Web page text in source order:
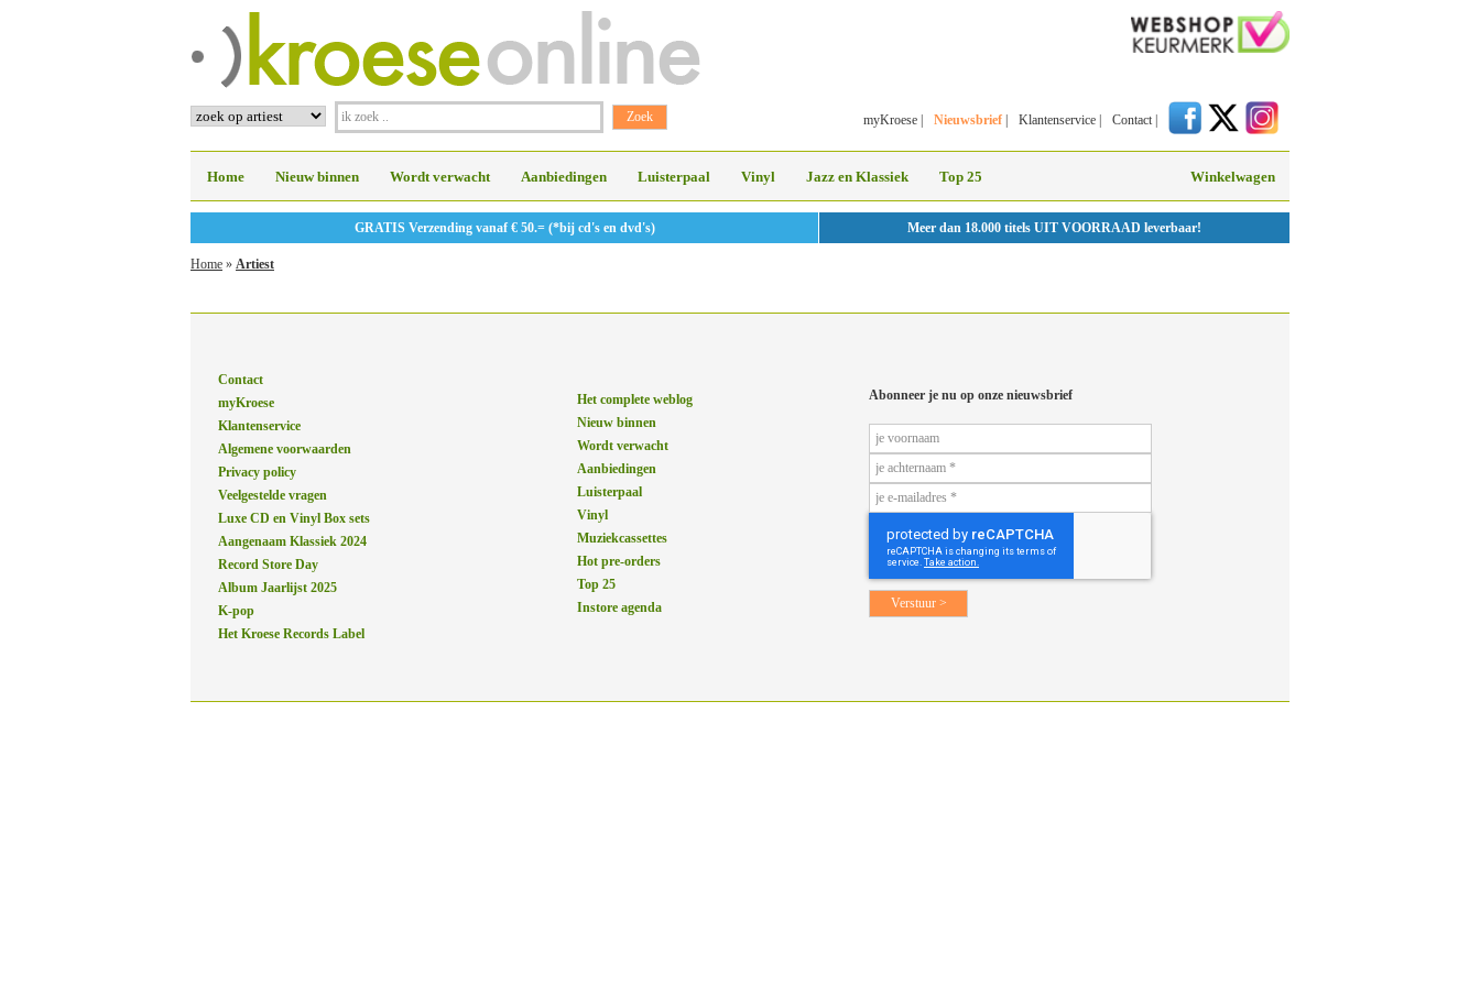
myKroese Nieuwsbrief Klantenservice Contact
Home Nieuw binnen Wordt verwacht Aanbiedingen Luisterpaal Vinyl Jazz en Klassiek Top 25 Winkelwagen
GRATIS Verzending vanaf € 50.= (*bij cd's en dvd's) Meer dan 18.000 titels UIT VOORRAAD leverbaar!
Home » Artiest
Contact
myKroese
Klantenservice
Algemene voorwaarden
Privacy policy
Veelgestelde vragen
Luxe CD en Vinyl Box sets
Aangenaam Klassiek 2024
Record Store Day
Album Jaarlijst 2025
K-pop
Het Kroese Records Label
Het complete weblog
Nieuw binnen
Wordt verwacht
Aanbiedingen
Luisterpaal
Vinyl
Muziekcassettes
Hot pre-orders
Top 25
Instore agenda
Abonneer je nu op onze nieuwsbrief